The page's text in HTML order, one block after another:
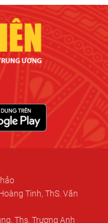
Tinh, ThS. Văn
Ths. Trương Anh